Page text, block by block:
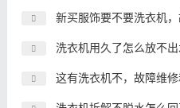
新买服饰要不要洗衣机
洗衣机用久了怎么放不
这有洗衣机不，故障维